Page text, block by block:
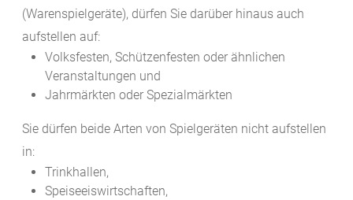
(Warenspielgeräte), dürfen Sie darüber hinaus auch
aufstellen auf:
Volksfesten, Schützenfesten oder ähnlichen
Veranstaltungen und
Jahrmärkten oder Spezialmärkten
Sie dürfen beide Arten von Spielgeräten nicht aufstellen
in:
Trinkhallen,
Speiseeiswirtschaften,